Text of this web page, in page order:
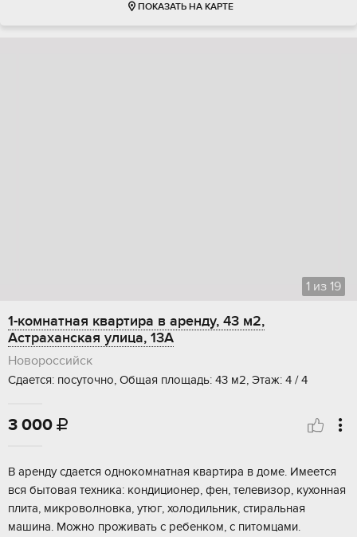
ПОКАЗАТЬ НА КАРТЕ
1 из 19
1-комнатная квартира в аренду, 43 м2,
Астраханская улица, 13А
Новороссийск
Сдается: посуточно, Общая площадь: 43 м2, Этаж: 4 / 4
3 000 
В аренду сдается однокомнатная квартира в доме. Имеется
вся бытовая техника: кондиционер, фен, телевизор, кухонная
плита, микроволновка, утюг, холодильник, стиральная
машина. Можно проживать с ребенком, с питомцами.